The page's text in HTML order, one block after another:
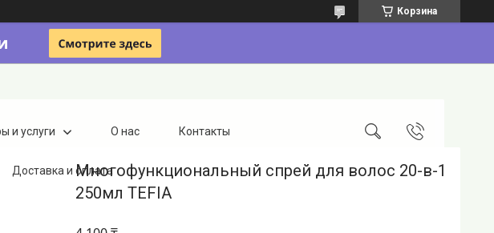
Корзина
и услуги О нас Контакты
Доставка и оплатаМногофункциональный спрей для волос 20-в-1
250мл TEFIA